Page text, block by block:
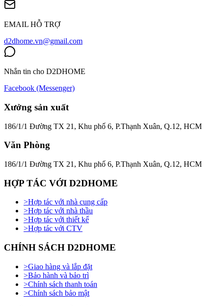
EMAIL HỖ TRỢ
d2dhome.vn@gmail.com
Nhắn tin cho D2DHOME
Facebook (Messenger)
Xưởng sản xuất
186/1/1 Đường TX 21, Khu phố 6, P.Thạnh Xuân, Q.12, HCM
Văn Phòng
186/1/1 Đường TX 21, Khu phố 6, P.Thạnh Xuân, Q.12, HCM
HỢP TÁC VỚI D2DHOME
>Hợp tác với nhà cung cấp
>Hợp tác với nhà thầu
>Hợp tác với thiết kế
>Hợp tác với CTV
CHÍNH SÁCH D2DHOME
>Giao hàng và lắp đặt
>Bảo hành và bảo trì
>Chính sách thanh toán
>Chính sách bảo mật